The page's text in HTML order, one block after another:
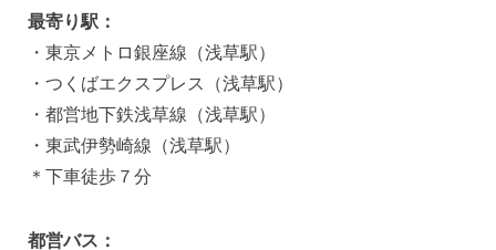
最寄り駅：
・東京メトロ銀座線（浅草駅）
・つくばエクスプレス（浅草駅）
・都営地下鉄浅草線（浅草駅）
・東武伊勢崎線（浅草駅）
＊下車徒歩７分
都営バス：